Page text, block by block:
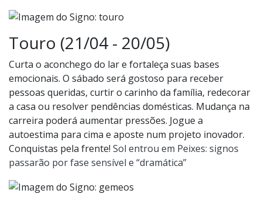
Touro (21/04 - 20/05)
Curta o aconchego do lar e fortaleça suas bases
emocionais. O sábado será gostoso para receber
pessoas queridas, curtir o carinho da família, redecorar
a casa ou resolver pendências domésticas. Mudança na
carreira poderá aumentar pressões. Jogue a
autoestima para cima e aposte num projeto inovador.
Conquistas pela frente! Sol entrou em Peixes: signos
passarão por fase sensível e “dramática”